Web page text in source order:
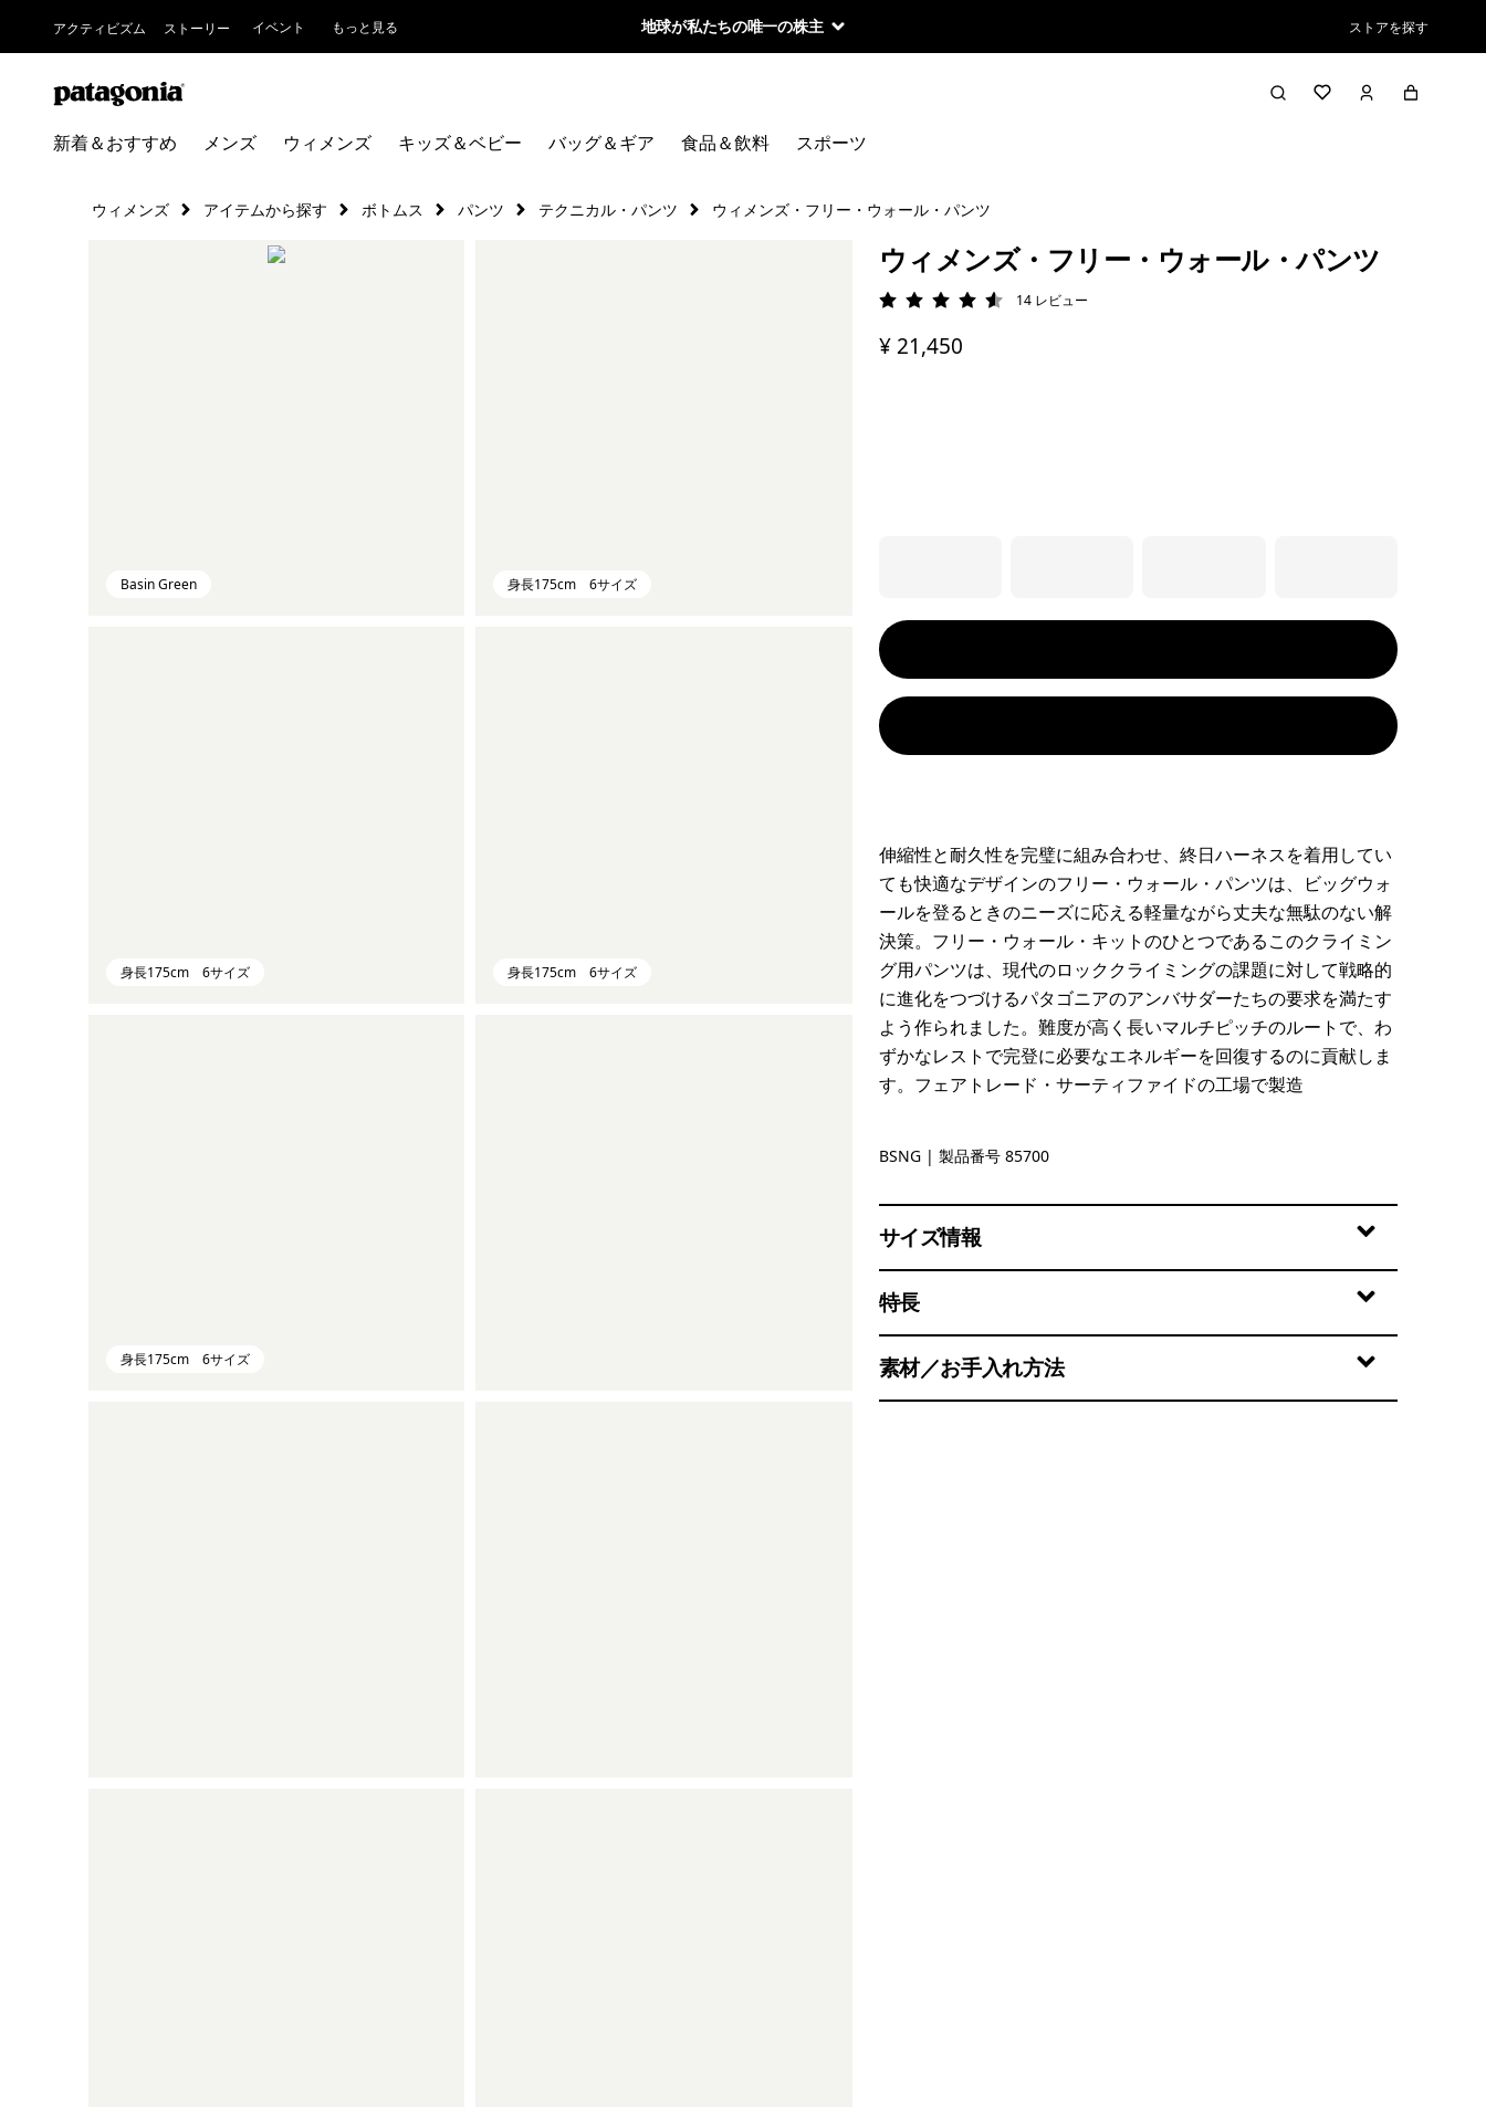
アクティビズム ストーリー イベント もっと見る 地球が私たちの唯一の株主 ストアを探す
新着＆おすすめ メンズ ウィメンズ キッズ＆ベビー バッグ＆ギア 食品＆飲料 スポーツ
ウィメンズ アイテムから探す ボトムス パンツ テクニカル・パンツ ウィメンズ・フリー・ウォール・パンツ
Basin Green 身長175cm 6サイズ
身長175cm 6サイズ 身長175cm 6サイズ
身長175cm 6サイズ
ウィメンズ・フリー・ウォール・パンツ
評価: 4.6 / 5
14 レビュー
¥ 21,450
伸縮性と耐久性を完璧に組み合わせ、終日ハーネスを着用してい
ても快適なデザインのフリー・ウォール・パンツは、ビッグウォ
ールを登るときのニーズに応える軽量ながら丈夫な無駄のない解
決策。フリー・ウォール・キットのひとつであるこのクライミン
グ用パンツは、現代のロッククライミングの課題に対して戦略的
に進化をつづけるパタゴニアのアンバサダーたちの要求を満たす
よう作られました。難度が高く長いマルチピッチのルートで、わ
ずかなレストで完登に必要なエネルギーを回復するのに貢献しま
す。フェアトレード・サーティファイドの工場で製造
Basin Green
BSNG | 製品番号 85700
サイズ情報
特長
素材／お手入れ方法